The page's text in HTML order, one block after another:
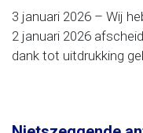
3 januari 2026 – Wij
2 januari 2026
dank tot uitdrukking